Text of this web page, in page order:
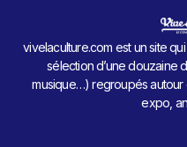
vivelaculture.com est un site
sélection d’une douzaine
musique…) regroupés autour
expo,